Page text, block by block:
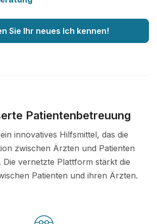
Sie Ihr neues Ich kennen!
Patientenbetreuung
innovatives Hilfsmittel, das die
zwischen Ärzten und Patienten
Die vernetzte Plattform stärkt die
Patienten und ihren Ärzten.